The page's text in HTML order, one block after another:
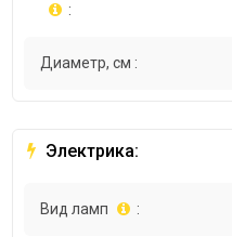
:
Диаметр, см :
Электрика:
Вид ламп :